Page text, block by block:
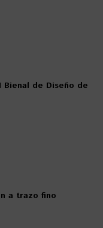
Bienal de Diseño de
a trazo fino